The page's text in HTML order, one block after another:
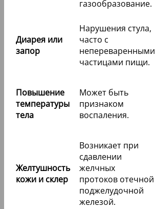
газообразование.
Диарея или
запор
Нарушения стула,
часто с
непереваренными
частицами пищи.
Повышение
температуры
тела
Может быть
признаком
воспаления.
Желтушность
кожи и склер
Возникает при
сдавлении
желчных
протоков отечной
поджелудочной
железой.